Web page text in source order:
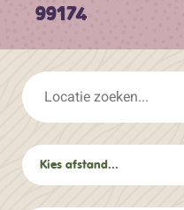
99174